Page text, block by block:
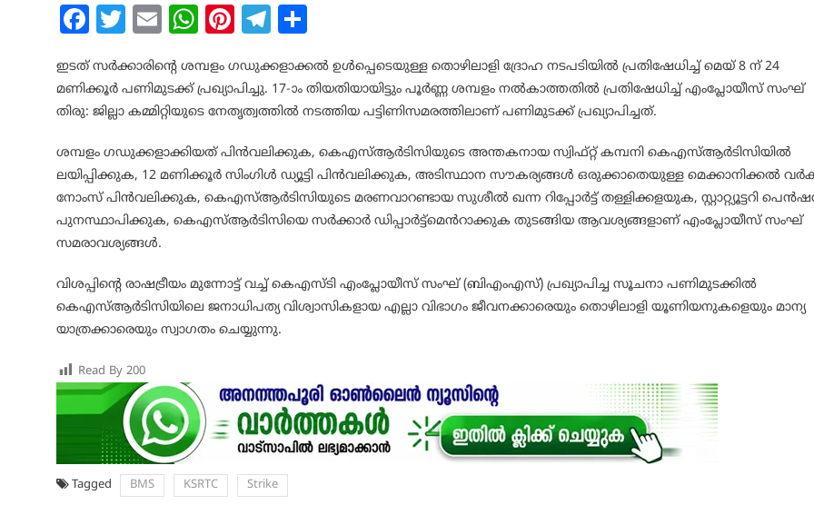
Facebook
Twitter
EmailWhatsApp
Pinterest
Telegram
ഇടത് സർക്കാരിൻ്റെ ശമ്പളം ഗഡുക്കളാക്കൽ ഉൾപ്പെടെയുള്ള തൊഴിലാളി ദ്രോഹ നടപടിയിൽ പ്രതിഷേധിച്ച് മെയ് 8 ന് 24
മണിക്കൂർ പണിമുടക്ക് പ്രഖ്യാപിച്ചു. 17-ാം തിയതിയായിട്ടും പൂർണ്ണ ശമ്പളം നൽകാത്തതിൽ പ്രതിഷേധിച്ച് എംപ്ലോയീസ് സംഘ്
തിരു: ജില്ലാ കമ്മിറ്റിയുടെ നേതൃത്വത്തിൽ നടത്തിയ പട്ടിണിസമരത്തിലാണ് പണിമുടക്ക് പ്രഖ്യാപിച്ചത്.
ശമ്പളം ഗഡുക്കളാക്കിയത് പിൻവലിക്കുക, കെഎസ്ആർടിസിയുടെ അന്തകനായ സ്വിഫ്റ്റ് കമ്പനി കെഎസ്ആർടിസിയിൽ
ലയിപ്പിക്കുക, 12 മണിക്കൂർ സിംഗിൾ ഡ്യൂട്ടി പിൻവലിക്കുക, അടിസ്ഥാന സൗകര്യങ്ങൾ ഒരുക്കാതെയുള്ള മെക്കാനിക്കൽ
നോംസ് പിൻവലിക്കുക, കെഎസ്ആർടിസിയുടെ മരണവാറണ്ടായ സുശീൽ ഖന്ന റിപ്പോർട്ട് തള്ളിക്കളയുക, സ്റ്റാറ്റ്യൂട്ടറി
പുനസ്ഥാപിക്കുക, കെഎസ്ആർടിസിയെ സർക്കാർ ഡിപ്പാർട്ട്മെൻറാക്കുക തുടങ്ങിയ ആവശ്യങ്ങളാണ് എംപ്ലോയീസ് സംഘ്
സമരാവശ്യങ്ങൾ.
വിശപ്പിൻ്റെ രാഷട്രീയം മുന്നോട്ട് വച്ച് കെഎസ്ടി എംപ്ലോയീസ് സംഘ് (ബിഎംഎസ്) പ്രഖ്യാപിച്ച സൂചനാ പണിമുടക്കിൽ
കെഎസ്ആർടിസിയിലെ ജനാധിപത്യ വിശ്വാസികളായ എല്ലാ വിഭാഗം ജീവനക്കാരെയും തൊഴിലാളി യൂണിയനുകളെയും മാന്യ
യാത്രക്കാരെയും സ്വാഗതം ചെയ്യുന്നു.
Read By 200
Tagged BMS KSRTC Strike